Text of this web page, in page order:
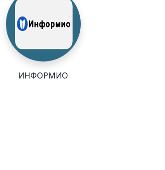
ИНФОРМИО